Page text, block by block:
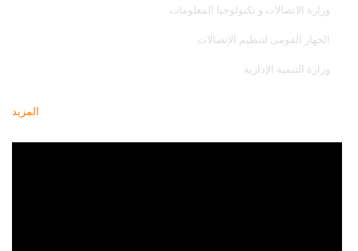
وزارة الاتصالات و تكنولوجيا المعلومات
الجهاز القومى لتنظيم الإتصالات
وزارة التنمية الإدارية
المزيد